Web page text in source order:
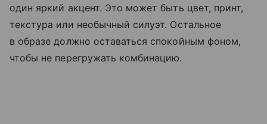
один яркий акцент. Это может быть цвет, принт,
текстура или необычный силуэт. Остальное
в образе должно оставаться спокойным фоном,
чтобы не перегружать комбинацию.